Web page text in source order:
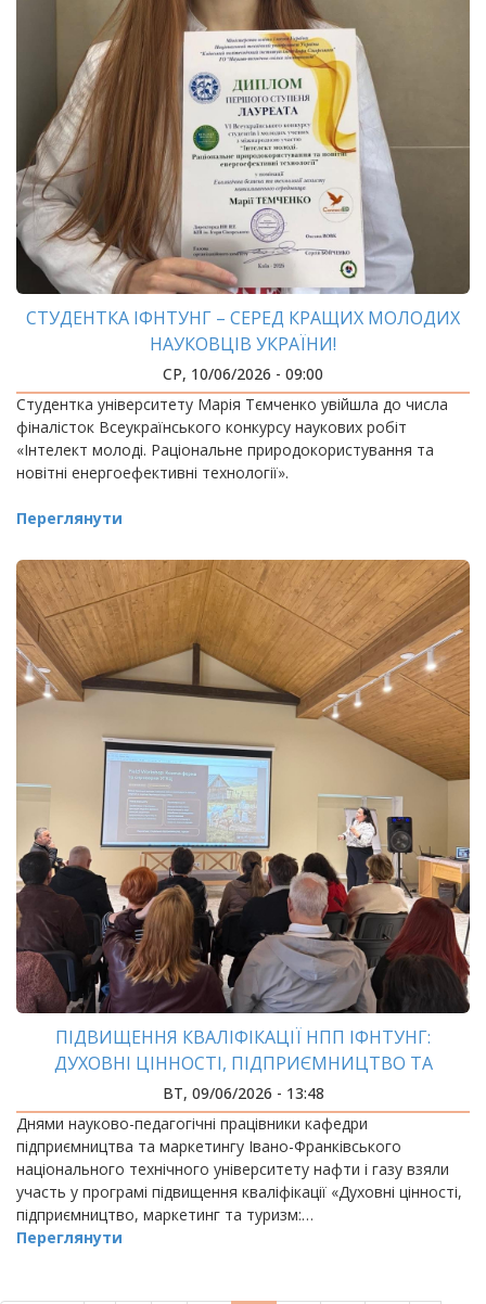
СТУДЕНТКА ІФНТУНГ – СЕРЕД КРАЩИХ МОЛОДИХ
НАУКОВЦІВ УКРАЇНИ!
СР, 10/06/2026 - 09:00
Студентка університету Марія Тємченко увійшла до числа
фіналісток Всеукраїнського конкурсу наукових робіт
«Інтелект молоді. Раціональне природокористування та
новітні енергоефективні технології».
Переглянути
ПІДВИЩЕННЯ КВАЛІФІКАЦІЇ НПП ІФНТУНГ:
ДУХОВНІ ЦІННОСТІ, ПІДПРИЄМНИЦТВО ТА
РОЗВИТОК ГРОМАД
ВТ, 09/06/2026 - 13:48
Днями науково-педагогічні працівники кафедри
підприємництва та маркетингу Івано-Франківського
національного технічного університету нафти і газу взяли
участь у програмі підвищення кваліфікації «Духовні цінності,
підприємництво, маркетинг та туризм:…
Переглянути